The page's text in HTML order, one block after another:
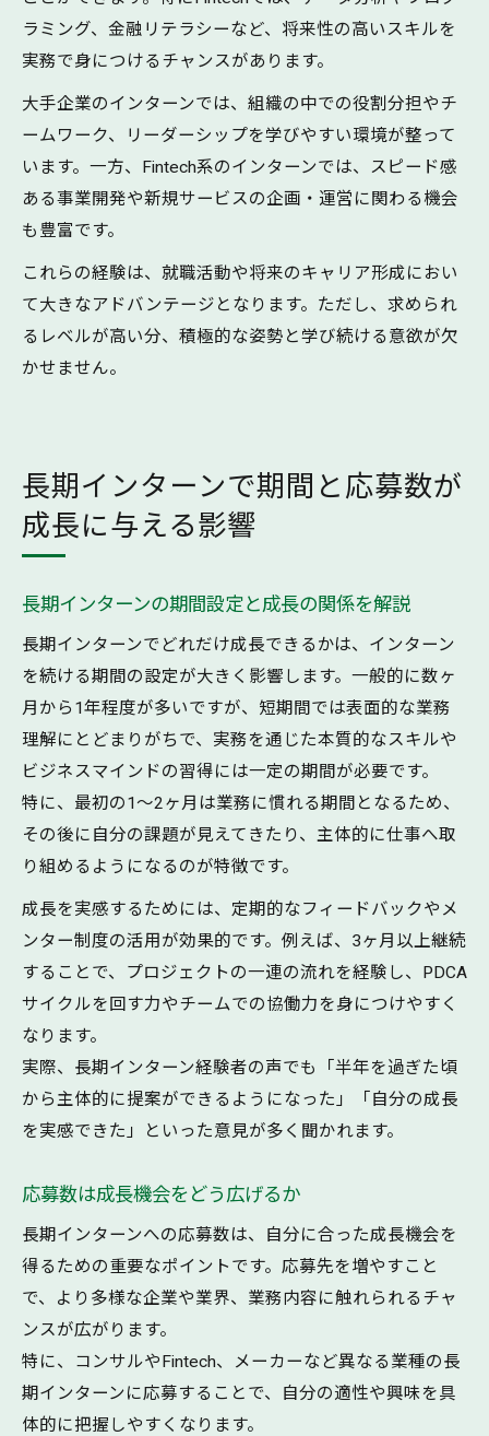
ラミング、金融リテラシーなど、将来性の高いスキルを
実務で身につけるチャンスがあります。
大手企業のインターンでは、組織の中での役割分担やチ
ームワーク、リーダーシップを学びやすい環境が整って
います。一方、Fintech系のインターンでは、スピード感
ある事業開発や新規サービスの企画・運営に関わる機会
も豊富です。
これらの経験は、就職活動や将来のキャリア形成におい
て大きなアドバンテージとなります。ただし、求められ
るレベルが高い分、積極的な姿勢と学び続ける意欲が欠
かせません。
長期インターンで期間と応募数が
成長に与える影響
長期インターンの期間設定と成長の関係を解説
長期インターンでどれだけ成長できるかは、インターン
を続ける期間の設定が大きく影響します。一般的に数ヶ
月から1年程度が多いですが、短期間では表面的な業務
理解にとどまりがちで、実務を通じた本質的なスキルや
ビジネスマインドの習得には一定の期間が必要です。
特に、最初の1〜2ヶ月は業務に慣れる期間となるため、
その後に自分の課題が見えてきたり、主体的に仕事へ取
り組めるようになるのが特徴です。
成長を実感するためには、定期的なフィードバックやメ
ンター制度の活用が効果的です。例えば、3ヶ月以上継続
することで、プロジェクトの一連の流れを経験し、PDCA
サイクルを回す力やチームでの協働力を身につけやすく
なります。
実際、長期インターン経験者の声でも「半年を過ぎた頃
から主体的に提案ができるようになった」「自分の成長
を実感できた」といった意見が多く聞かれます。
応募数は成長機会をどう広げるか
長期インターンへの応募数は、自分に合った成長機会を
得るための重要なポイントです。応募先を増やすこと
で、より多様な企業や業界、業務内容に触れられるチャ
ンスが広がります。
特に、コンサルやFintech、メーカーなど異なる業種の長
期インターンに応募することで、自分の適性や興味を具
体的に把握しやすくなります。